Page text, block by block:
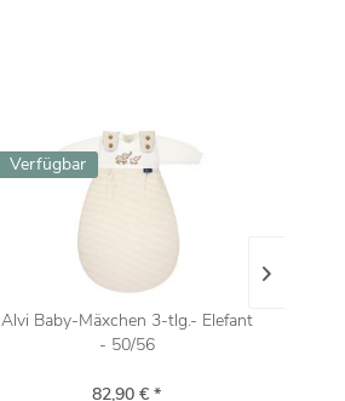
Verfügbar
Alvi Baby-Mäxchen 3-tlg.- Elefant
- 50/56
82,90 € *